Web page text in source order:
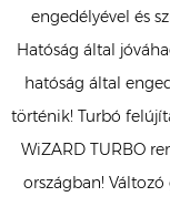
engedélyével és
Hatóság által
hatóság által
történik! Turbó
WiZARD TURBO
országban!